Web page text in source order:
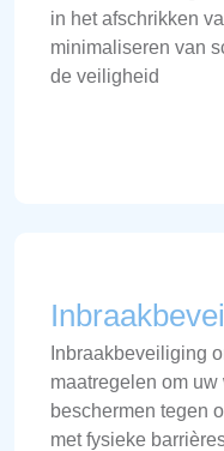
in het afschrikken
minimaliseren van
de veiligheid
Inbraakbeveiliging
maatregelen om
beschermen tegen
met fysieke